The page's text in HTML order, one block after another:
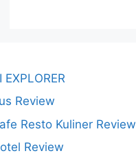
EXPLORER
Review
Resto Kuliner Review
Review